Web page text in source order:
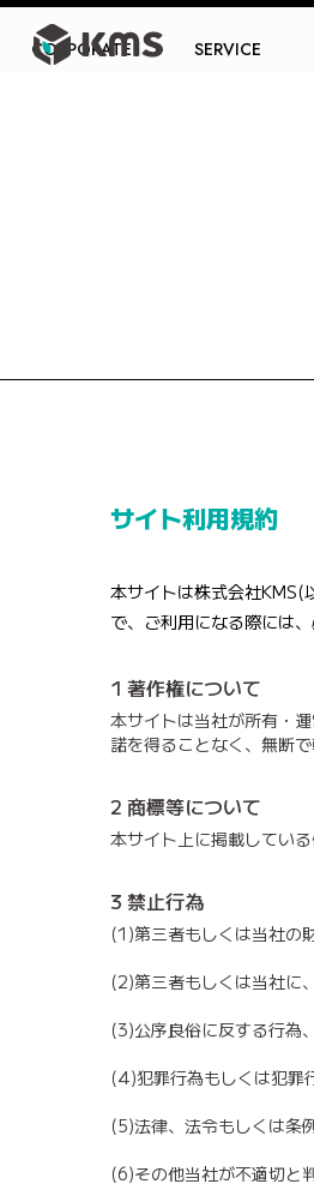
CORPORATE SERVICE
サイト利用規約
本サイトは株式会社KMS(
で、ご利用になる際には
1 著作権について
本サイトは当社が所有・
諾を得ることなく、無断
2 商標等について
本サイト上に掲載してい
3 禁止行為
(1)第三者もしくは当社の
(2)第三者もしくは当社に
(3)公序良俗に反する行為
(4)犯罪行為もしくは犯罪
(5)法律、法令もしくは条
(6)その他当社が不適切と